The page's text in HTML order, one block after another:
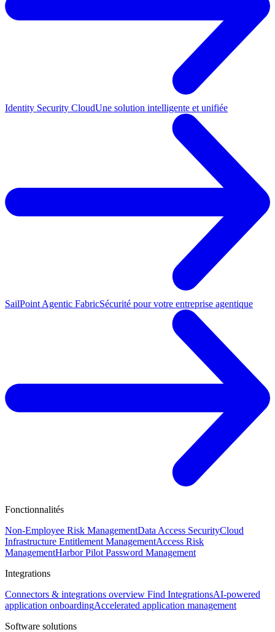
Identity Security CloudUne solution intelligente et unifiée
SailPoint Agentic FabricSécurité pour votre entreprise agentique
Fonctionnalités
Non-Employee Risk ManagementData Access SecurityCloud
Infrastructure Entitlement ManagementAccess Risk
ManagementHarbor Pilot Password Management
Integrations
Connectors & integrations overview Find IntegrationsAI-powered
application onboardingAccelerated application management
Software solutions